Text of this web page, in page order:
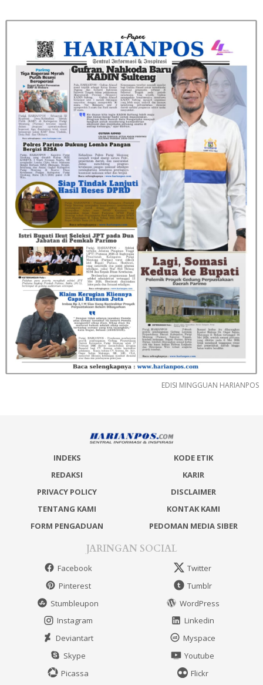
EDISI MINGGUAN HARIANPOS
INDEKS
KODE ETIK
REDAKSI
KARIR
PRIVACY POLICY
DISCLAIMER
TENTANG KAMI
KONTAK KAMI
FORM PENGADUAN
PEDOMAN MEDIA SIBER
JARINGAN SOCIAL
Facebook
Twitter
Pinterest
Tumblr
Stumbleupon
WordPress
Instagram
Linkedin
Deviantart
Myspace
Skype
Youtube
Picassa
Flickr